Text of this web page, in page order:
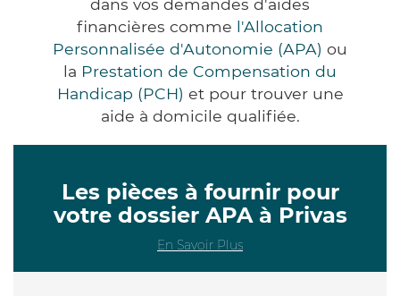
dans vos demandes d'aides
financières comme l'Allocation
Personnalisée d'Autonomie (APA) ou
la Prestation de Compensation du
Handicap (PCH) et pour trouver une
aide à domicile qualifiée.
Les pièces à fournir pour
votre dossier APA à Privas
En Savoir Plus